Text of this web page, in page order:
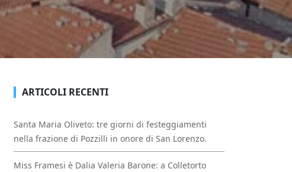
ARTICOLI RECENTI
Santa Maria Oliveto: tre giorni di festeggiamenti
nella frazione di Pozzilli in onore di San Lorenzo.
Miss Framesi è Dalia Valeria Barone: a Colletorto